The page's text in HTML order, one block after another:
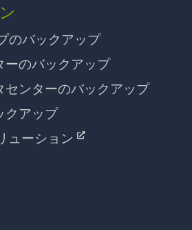
のバックアップ
ーのバックアップ
センターのバックアップ
クアップ
ューション